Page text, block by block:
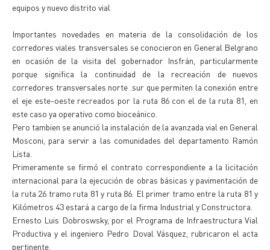
equipos y nuevo distrito vial
Importantes novedades en materia de la consolidación de los
corredores viales transversales se conocieron en General Belgrano
en ocasión de la visita del gobernador Insfrán, particularmente
porque significa la continuidad de la recreación de nuevos
corredores transversales norte .sur que permiten la conexión entre
el eje este-oeste recreados por la ruta 86 con el de la ruta 81, en
este caso ya operativo como bioceánico.
Pero tambien se anunció la instalación de la avanzada vial en General
Mosconi, para servir a las comunidades del departamento Ramón
Lista.
Primeramente se firmó el contrato correspondiente a la licitación
internacional para la ejecución de obras básicas y pavimentación de
la ruta 26 tramo ruta 81 y ruta 86. El primer tramo entre la ruta 81 y
Kilómetros 43 estará a cargo de la firma Industrial y Constructora.
Ernesto Luis Dobroswsky, por el Programa de Infraestructura Vial
Productiva y el ingeniero Pedro Doval Vásquez, rubricaron el acta
pertinente.